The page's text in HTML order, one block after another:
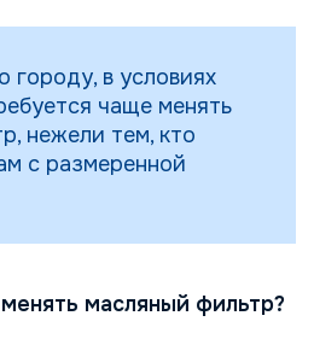
городу, в условиях
чаще менять
нежели тем, кто
с размеренной
масляный фильтр?